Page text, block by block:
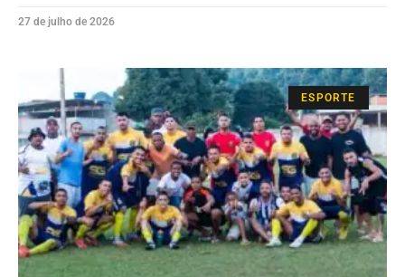
27 de julho de 2026
ESPORTE